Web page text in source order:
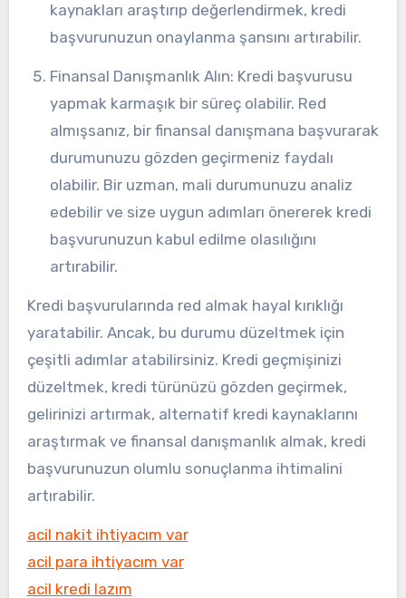
kaynakları araştırıp değerlendirmek, kredi
başvurunuzun onaylanma şansını artırabilir.
Finansal Danışmanlık Alın: Kredi başvurusu
yapmak karmaşık bir süreç olabilir. Red
almışsanız, bir finansal danışmana başvurarak
durumunuzu gözden geçirmeniz faydalı
olabilir. Bir uzman, mali durumunuzu analiz
edebilir ve size uygun adımları önererek kredi
başvurunuzun kabul edilme olasılığını
artırabilir.
Kredi başvurularında red almak hayal kırıklığı
yaratabilir. Ancak, bu durumu düzeltmek için
çeşitli adımlar atabilirsiniz. Kredi geçmişinizi
düzeltmek, kredi türünüzü gözden geçirmek,
gelirinizi artırmak, alternatif kredi kaynaklarını
araştırmak ve finansal danışmanlık almak, kredi
başvurunuzun olumlu sonuçlanma ihtimalini
artırabilir.
acil nakit ihtiyacım var
acil para ihtiyacım var
acil kredi lazım